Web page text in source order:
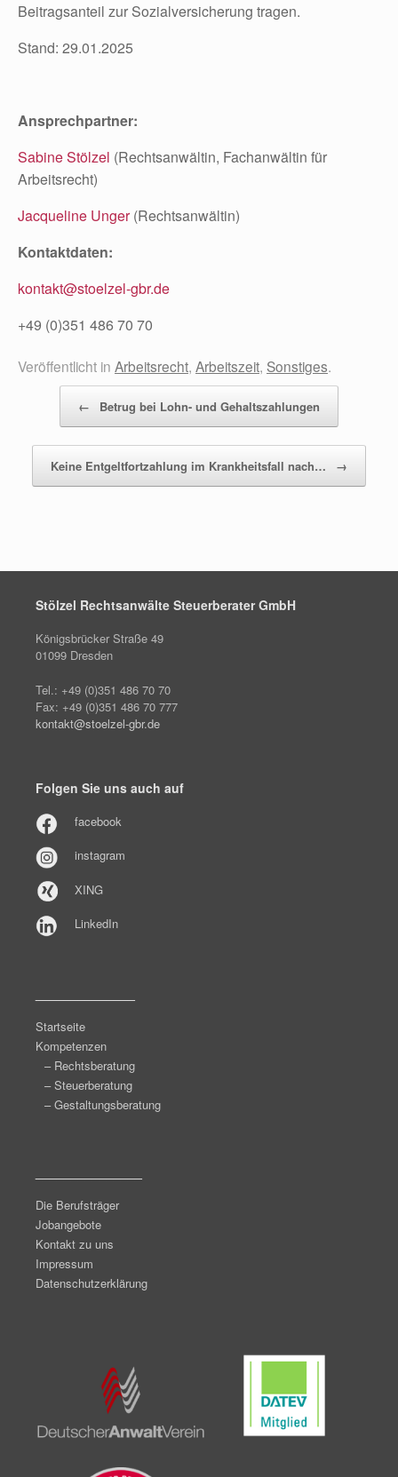
Beitragsanteil zur Sozialversicherung tragen.
Stand: 29.01.2025
Ansprechpartner:
Sabine Stölzel (Rechtsanwältin, Fachanwältin für
Arbeitsrecht)
Jacqueline Unger(Rechtsanwältin)
Kontaktdaten:
kontakt@stoelzel-gbr.de
+49 (0)351 486 70 70
Veröffentlicht in Arbeitsrecht, Arbeitszeit, Sonstiges.
Beitragsnavigation
←
Betrug bei Lohn- und Gehaltszahlungen
Keine Entgeltfortzahlung im Krankheitsfall nach… →
Stölzel Rechtsanwälte Steuerberater GmbH
Königsbrücker Straße 49
01099 Dresden
Tel.: +49 (0)351 486 70 70
Fax: +49 (0)351 486 70 777
kontakt@stoelzel-gbr.de
Folgen Sie uns auch auf
facebook
instagram
XING
LinkedIn
Startseite
Kompetenzen
– Rechtsberatung
– Steuerberatung
– Gestaltungsberatung
Die Berufsträger
Jobangebote
Kontakt zu uns
Impressum
Datenschutzerklärung